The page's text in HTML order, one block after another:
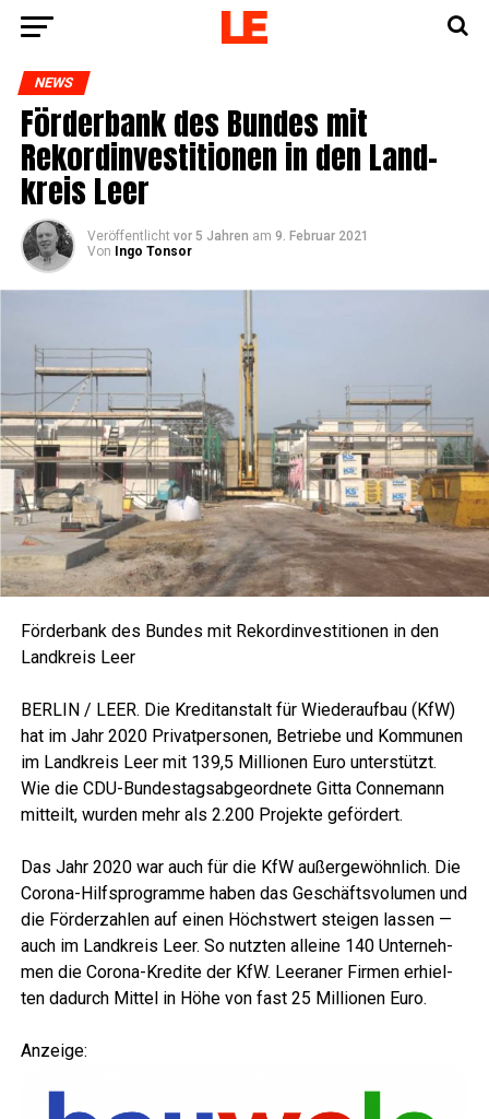
NEWS
För­der­bank des Bun­des mit
Rekord­in­ves­ti­tio­nen in den Land­
kreis Leer
Veröffentlicht vor 5 Jahren am 9. Februar 2021
Von
Ingo Tonsor
För­der­bank des Bun­des mit Rekord­in­ves­ti­tio­nen in den
Land­kreis Leer
BERLIN / LEER. Die Kre­dit­an­stalt für Wie­der­auf­bau (KfW)
hat im Jahr 2020 Pri­vat­per­so­nen, Betrie­be und Kom­mu­nen
im Land­kreis Leer mit 139,5 Mil­lio­nen Euro unter­stützt.
Wie die CDU-Bun­des­tags­ab­ge­ord­ne­te Git­ta Con­ne­mann
mit­teilt, wur­den mehr als 2.200 Pro­jek­te gefördert.
Das Jahr 2020 war auch für die KfW außer­ge­wöhn­lich. Die
Coro­na-Hilfs­pro­gram­me haben das Geschäfts­vo­lu­men und
die För­der­zah­len auf einen Höchst­wert stei­gen las­sen —
auch im Land­kreis Leer. So nutz­ten allei­ne 140 Unter­neh­
men die Coro­na-Kre­di­te der KfW. Leera­ner Fir­men erhiel­
ten dadurch Mit­tel in Höhe von fast 25 Mil­lio­nen Euro.
Anzei­ge: